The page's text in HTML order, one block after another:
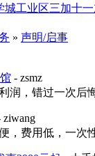
城工业区三加十
» 声明/启事
- zsmz
润，错过一次后
ziwang
，费用低，一次